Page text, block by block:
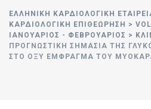
ΕΛΛΗΝΙΚΉ ΚΑΡΔΙΟΛΟΓΙΚΉ
ΚΑΡΔΙΟΛΟΓΙΚΗ ΕΠΙΘΕΩΡΗΣΗ >
ΙΑΝΟΥΆΡΙΟΣ - ΦΕΒΡΟΥΆΡΙΟΣ >
ΠΡΟΓΝΩΣΤΙΚΉ ΣΗΜΑΣΊΑ ΤΗΣ
ΣΤΟ ΟΞΎ ΈΜΦΡΑΓΜΑ ΤΟΥ